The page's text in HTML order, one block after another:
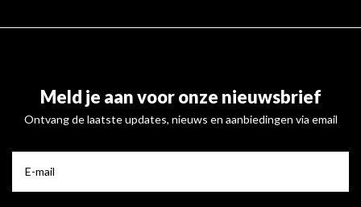
Meld je aan voor onze nieuwsbrief
Ontvang de laatste updates, nieuws en aanbiedingen via email